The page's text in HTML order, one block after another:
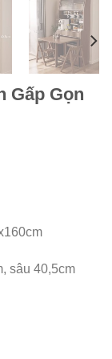
Gấp Gọn
sâu 40,5cm